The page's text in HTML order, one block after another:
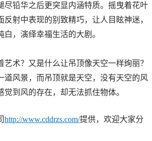
尽铅华之后更突显内涵特质。摇曳着花叶
反射中表现的别致精巧，让人目眩神迷，
白，演绎幸福生活的大剧。
术？又是什么让吊顶像天空一样绚丽？
道风景，而吊顶就是天空，没有天空的风
觉到风的存在，却无法抓住物体。
http://www.cddrzs.com/提供，欢迎大家分